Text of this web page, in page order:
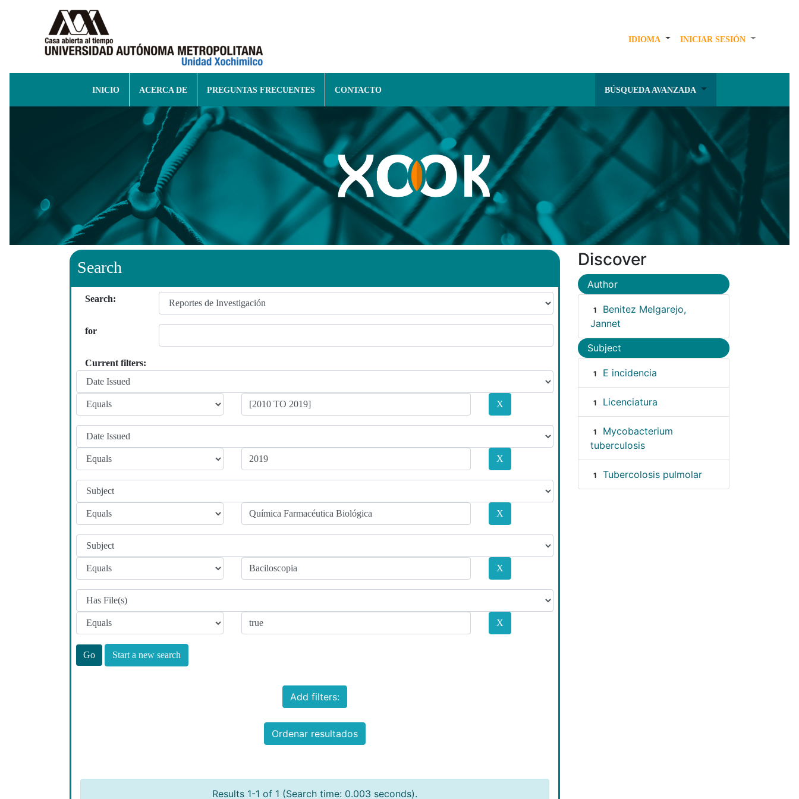
IDIOMA INICIAR SESIÓN
INICIO ACERCA DE PREGUNTAS FRECUENTES CONTACTO BÚSQUEDA AVANZADA
Search
Search:
for
Current filters:
Start a new search
Add filters:
Ordenar resultados
Results 1-1 of 1 (Search time: 0.003 seconds).
Discover
Author
1
Benitez Melgarejo,
Jannet
Subject
1 E incidencia
1 Licenciatura
1
Mycobacterium
tuberculosis
1 Tubercolosis pulmolar